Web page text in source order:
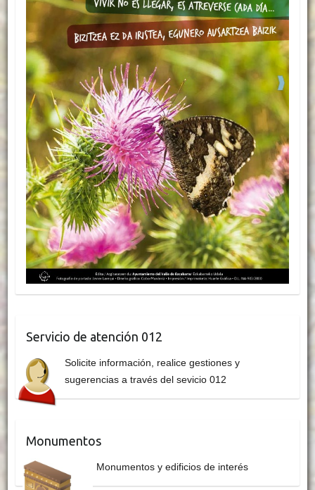
Servicio de atención 012
Solicite información, realice gestiones y
sugerencias a través del sevicio 012
Monumentos
Monumentos y edificios de interés